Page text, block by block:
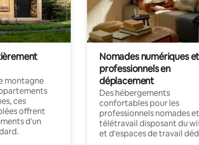
montagne
ces
offrent
d'un
Nomades numériques et
professionnels en
déplacement
Des hébergements
confortables pour les
professionnels nomades
télétravail disposant du
et d'espaces de travail